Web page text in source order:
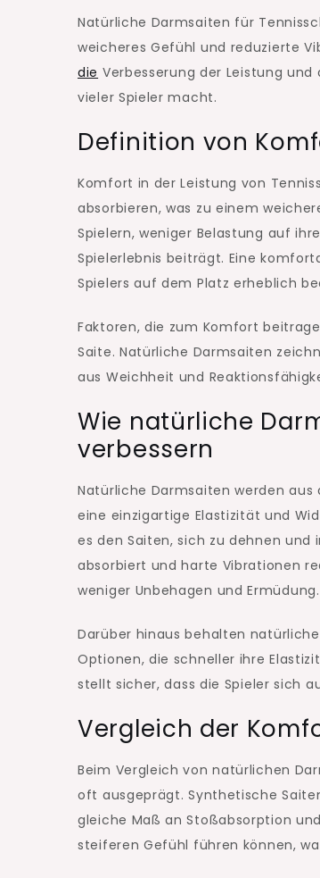
Natürliche Darmsaiten für
weicheres Gefühl und reduzierte
die Verbesserung der Leistung
vieler Spieler macht.
Definition von
Komfort in der Leistung von
absorbieren, was zu einem
Spielern, weniger Belastung auf
Spielerlebnis beiträgt. Eine
Spielers auf dem Platz erheblich
Faktoren, die zum Komfort
Saite. Natürliche Darmsaiten
aus Weichheit und
Wie natürliche
verbessern
Natürliche Darmsaiten werden
eine einzigartige Elastizität und
es den Saiten, sich zu dehnen
absorbiert und harte Vibrationen
weniger Unbehagen und Ermüdung.
Darüber hinaus behalten
Optionen, die schneller ihre
stellt sicher, dass die Spieler sich
Vergleich der
Beim Vergleich von natürlichen
oft ausgeprägt. Synthetische
gleiche Maß an Stoßabsorption
steiferen Gefühl führen können,